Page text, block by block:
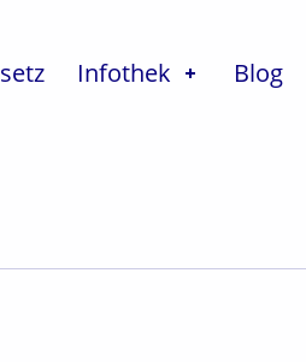
Infothek Blog